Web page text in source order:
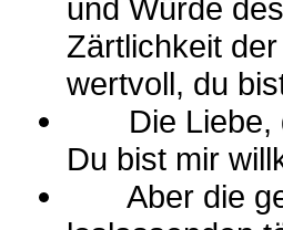
und Würde
Zärtlichkeit
wertvoll, du
Die Liebe,
Du bist mir
Aber die